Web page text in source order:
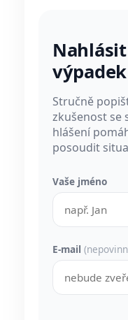
výpadek
Stručně
zkušenost se
hlášení
posoudit
Vaše jméno
E-mail